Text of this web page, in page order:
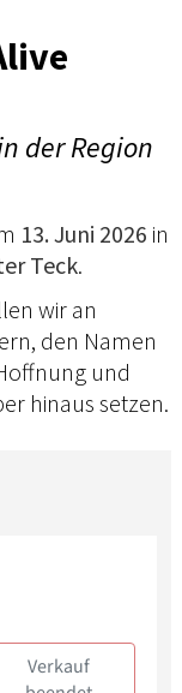
der Region
13. Juni 2026 in
Teck.
wir an
den Namen
und
hinaus setzen.